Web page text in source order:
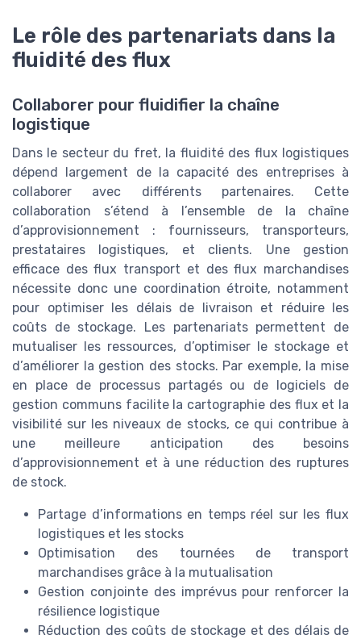
Le rôle des partenariats dans la
fluidité des flux
Collaborer pour fluidifier la chaîne
logistique
Dans le secteur du fret, la fluidité des flux logistiques
dépend largement de la capacité des entreprises à
collaborer avec différents partenaires. Cette
collaboration s’étend à l’ensemble de la chaîne
d’approvisionnement : fournisseurs, transporteurs,
prestataires logistiques, et clients. Une gestion
efficace des flux transport et des flux marchandises
nécessite donc une coordination étroite, notamment
pour optimiser les délais de livraison et réduire les
coûts de stockage. Les partenariats permettent de
mutualiser les ressources, d’optimiser le stockage et
d’améliorer la gestion des stocks. Par exemple, la mise
en place de processus partagés ou de logiciels de
gestion communs facilite la cartographie des flux et la
visibilité sur les niveaux de stocks, ce qui contribue à
une meilleure anticipation des besoins
d’approvisionnement et à une réduction des ruptures
de stock.
Partage d’informations en temps réel sur les flux
logistiques et les stocks
Optimisation des tournées de transport
marchandises grâce à la mutualisation
Gestion conjointe des imprévus pour renforcer la
résilience logistique
Réduction des coûts de stockage et des délais de